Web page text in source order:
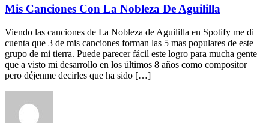
Mis Canciones Con La Nobleza De Aguililla
Viendo las canciones de La Nobleza de Aguililla en Spotify me di
cuenta que 3 de mis canciones forman las 5 mas populares de este
grupo de mi tierra. Puede parecer fácil este logro para mucha gente
que a visto mi desarrollo en los últimos 8 años como compositor
pero déjenme decirles que ha sido […]